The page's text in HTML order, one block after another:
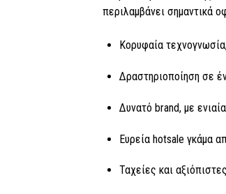
περιλαμβάνει σημαντικά
Κορυφαία
Δραστηριοποίηση σε
Δυνατό brand, με
Ευρεία hotsale γκάμα
Ταχείες και